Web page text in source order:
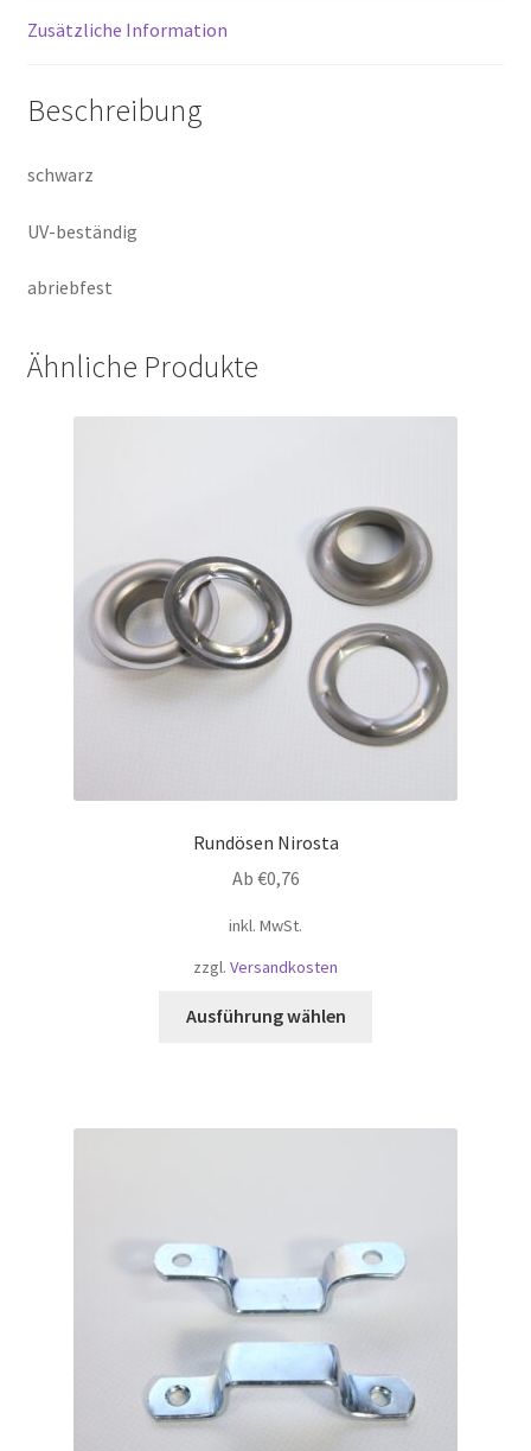
Zusätzliche Information
Beschreibung
schwarz
UV-beständig
abriebfest
Ähnliche Produkte
Rundösen Nirosta
Ab €0,76
inkl. MwSt.
zzgl. Versandkosten
Ausführung wählen
können
auf
werden